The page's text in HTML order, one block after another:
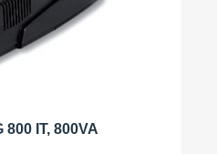
800 IT, 800VA